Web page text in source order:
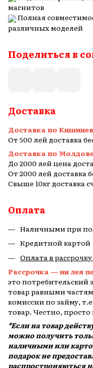
магнитов
Полная
различных моделей
Поделиться в
Доставка
Доставка по
От 500 лей доставка
Доставка по
До 2000 лей цена
От 2000 лей доставка
Свыше 10кг доставка
Оплата
Наличными при
Кредитной картой
Оплата в
Рассрочка — ни лея
это
товар равными
комиссии по займу,
товар. Честно,
*Если на товар
можно получить
наличными или
подарок не
распростроняються